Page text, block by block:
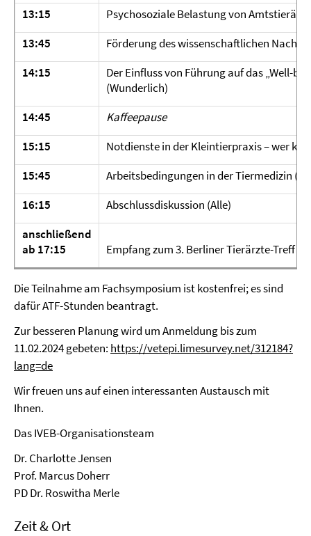
13:15
Psychosoziale Belastung von
13:45
Förderung des wissenschaftlichen
14:15
Der Einfluss von Führung auf das „Well-
(Wunderlich)
14:45
Kaffeepause
15:15
Notdienste in der Kleintierpraxis – wer
15:45
Arbeitsbedingungen in der Tiermedizin
16:15
Abschlussdiskussion (Alle)
anschließend
ab 17:15
Empfang zum 3. Berliner Tierärzte-Treff
Die Teilnahme am Fachsymposium ist kostenfrei; es sind
dafür ATF-Stunden beantragt.
Zur besseren Planung wird um Anmeldung bis zum
11.02.2024 gebeten: https://vetepi.limesurvey.net/312184?
lang=de
Wir freuen uns auf einen interessanten Austausch mit
Ihnen.
Das IVEB-Organisationsteam
Dr. Charlotte Jensen
Prof. Marcus Doherr
PD Dr. Roswitha Merle
Zeit & Ort